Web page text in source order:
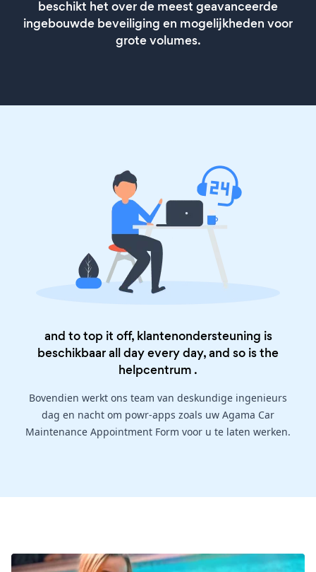
beschikt het over de meest geavanceerde
ingebouwde beveiliging en mogelijkheden voor
grote volumes.
and to top it off, klantenondersteuning is
beschikbaar all day every day, and so is the
helpcentrum .
Bovendien werkt ons team van deskundige ingenieurs
dag en nacht om powr-apps zoals uw Agama Car
Maintenance Appointment Form voor u te laten werken.